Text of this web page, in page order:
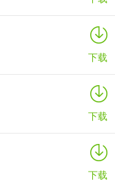
下载
下载
下载